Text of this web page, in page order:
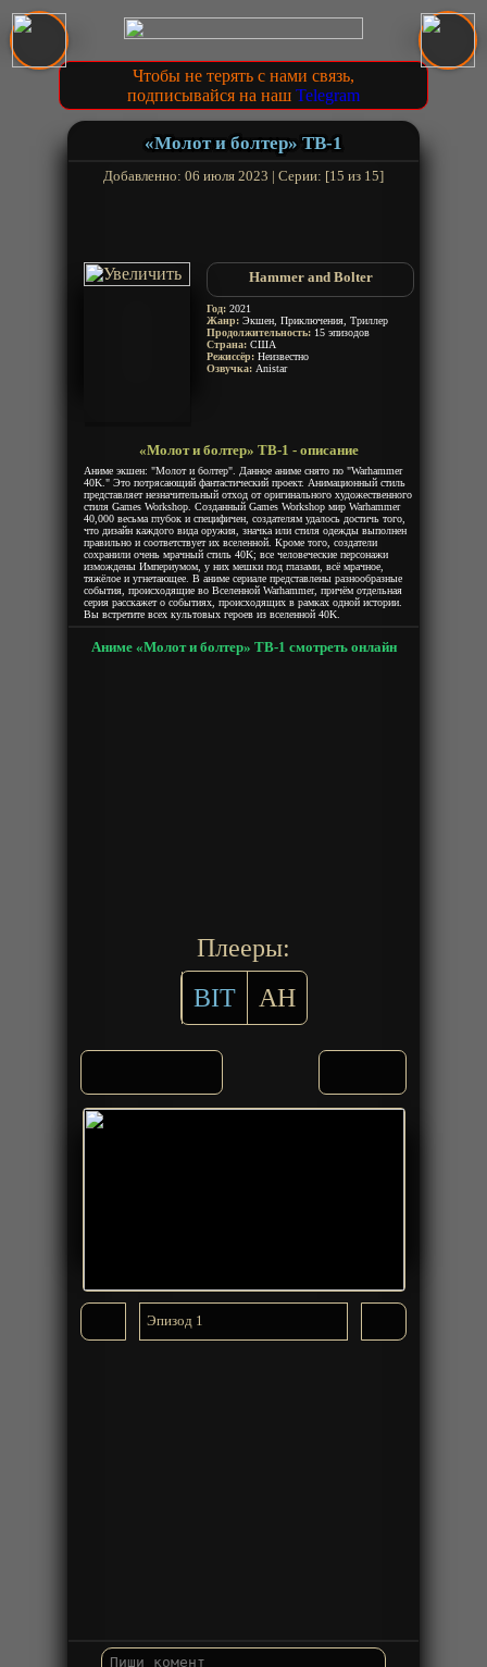
Чтобы не терять с нами связь,
подписывайся на наш Telegram
«Молот и болтер» ТВ-1
Добавленно: 06 июля 2023 | Серии: [15 из 15]
Hammer and Bolter
Год: 2021
Жанр: Экшен, Приключения, Триллер
Продолжительность: 15 эпизодов
Страна: США
Режиссёр: Неизвестно
Озвучка: Anistar
«Молот и болтер» ТВ-1 - описание
Аниме экшен: "Молот и болтер". Данное аниме снято по "Warhammer
40K." Это потрясающий фантастический проект. Анимационный стиль
представляет незначительный отход от оригинального художественного
стиля Games Workshop. Созданный Games Workshop мир Warhammer
40,000 весьма глубок и специфичен, создателям удалось достичь того,
что дизайн каждого вида оружия, значка или стиля одежды выполнен
правильно и соответствует их вселенной. Кроме того, создатели
сохранили очень мрачный стиль 40K; все человеческие персонажи
измождены Империумом, у них мешки под глазами, всё мрачное,
тяжёлое и угнетающее. В аниме сериале представлены разнообразные
события, происходящие во Вселенной Warhammer, причём отдельная
серия расскажет о событиях, происходящих в рамках одной истории.
Вы встретите всех культовых героев из вселенной 40K.
Аниме «Молот и болтер» ТВ-1 смотреть онлайн
Плееры:
BIT
AH